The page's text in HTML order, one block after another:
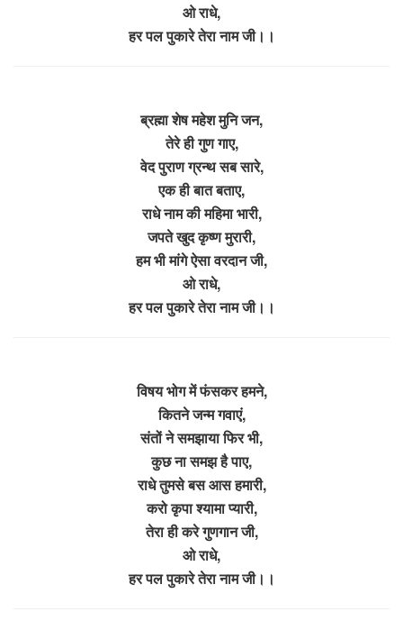
ओ राधे,
हर पल पुकारे तेरा नाम जी।।
ब्रह्मा शेष महेश मुनि जन,
तेरे ही गुण गाए,
वेद पुराण ग्रन्थ सब सारे,
एक ही बात बताए,
राधे नाम की महिमा भारी,
जपते खुद कृष्ण मुरारी,
हम भी मांगे ऐसा वरदान जी,
ओ राधे,
हर पल पुकारे तेरा नाम जी।।
विषय भोग में फंसकर हमने,
कितने जन्म गवाएं,
संतों ने समझाया फिर भी,
कुछ ना समझ है पाए,
राधे तुमसे बस आस हमारी,
करो कृपा श्यामा प्यारी,
तेरा ही करे गुणगान जी,
ओ राधे,
हर पल पुकारे तेरा नाम जी।।